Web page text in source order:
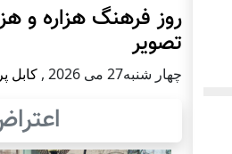
روز فرهنگ هزاره و
تصویر
چهار شنبه27 می 2026 , کابل